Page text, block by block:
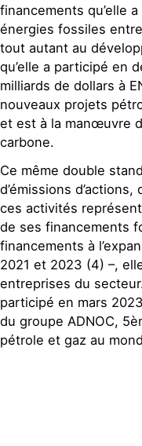
financements qu’elle
énergies fossiles
tout autant au
qu’elle a participé en
milliards de dollars à
nouveaux projets
et est à la manœuvre
carbone.
Ce même double
d’émissions
ces activités
de ses financements
financements à
2021 et 2023 (4) –,
entreprises du
participé en mars
du groupe ADNOC,
pétrole et gaz au